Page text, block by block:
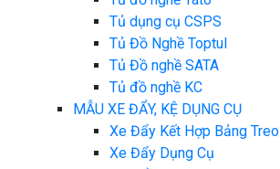
Tủ dụng cụ CSPS
Tủ Đồ Nghề Toptul
Tủ Đồ nghề SATA
Tủ đồ nghề KC
MẪU XE ĐẨY, KỆ DỤNG CỤ
Xe Đẩy Kết Hợp Bảng Treo
Xe Đẩy Dụng Cụ